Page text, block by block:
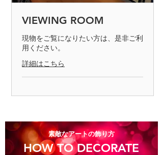
て不良品と認められた場合のみとなり
ます。商品の返却は7日以内でお願い
致します。
◎お客様の責任で、キズや汚れが生じ
た商品、商品到着後8日以上経過した
商品についての返品はお受けできませ
んのでご了承ください。
VIEWING ROOM
現物をご覧になりたい方は、是非ご利
用ください。
詳細はこちら
​素敵なアートの飾り方
HOW TO DECORATE